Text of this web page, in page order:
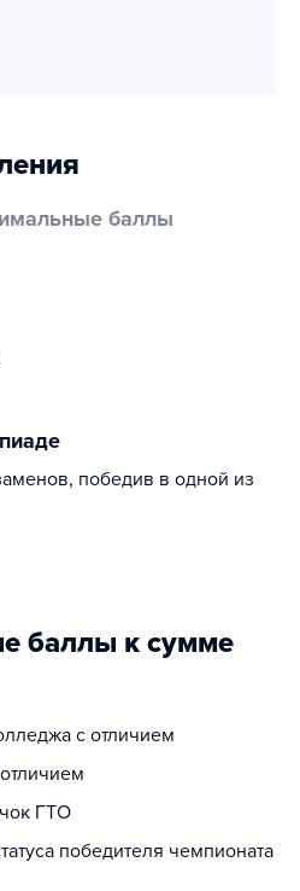
баллы
победив в одной из
баллы к сумме
с отличием
ГТО
победителя чемпионата